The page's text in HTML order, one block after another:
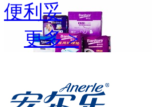
便利妥
更多 >